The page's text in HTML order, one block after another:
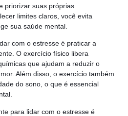
priorizar suas próprias
limites claros, você evita
sua saúde mental.
com o estresse é praticar a
O exercício físico libera
que ajudam a reduzir o
Além disso, o exercício também
do sono, o que é essencial
para lidar com o estresse é